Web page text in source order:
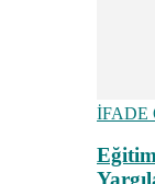
İFADE